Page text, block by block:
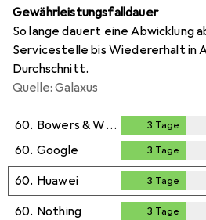
Gewährleistungsfalldauer
So lange dauert eine Abwicklung
Servicestelle bis Wiedererhalt in
Durchschnitt.
Quelle: Galaxus
60. Bowers & Wilkins 3 Tage
60. Google 3 Tage
60. Huawei 3 Tage
60. Nothing 3 Tage